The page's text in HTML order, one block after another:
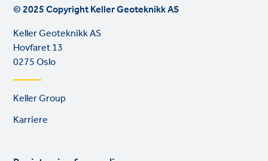
© 2025 Copyright Keller Geoteknikk AS
Keller Geoteknikk AS
Hovfaret 13
0275 Oslo
Footer
Keller Group
Karriere